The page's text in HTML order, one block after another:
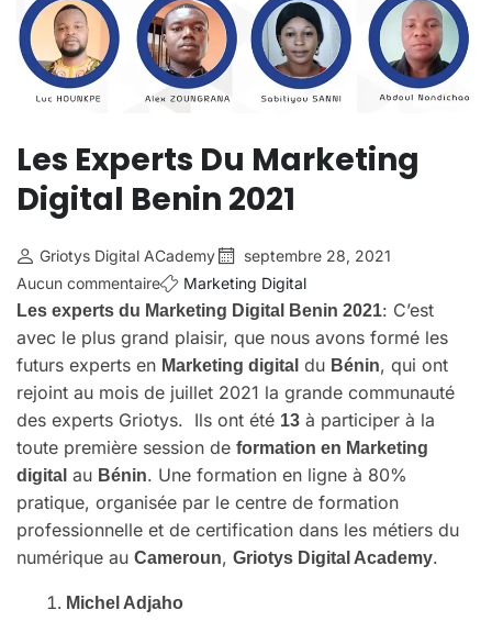
Les Experts Du Marketing
Digital Benin 2021
Griotys Digital ACademy
septembre 28, 2021
Aucun commentaire
Marketing Digital
Les experts du Marketing Digital Benin 2021: C’est
avec le plus grand plaisir, que nous avons formé les
futurs experts en Marketing digital du Bénin, qui ont
rejoint au mois de juillet 2021 la grande communauté
des experts Griotys. Ils ont été 13 à participer à la
toute première session de formation en Marketing
digital au Bénin. Une formation en ligne à 80%
pratique, organisée par le centre de formation
professionnelle et de certification dans les métiers du
numérique au Cameroun, Griotys Digital Academy.
Michel Adjaho